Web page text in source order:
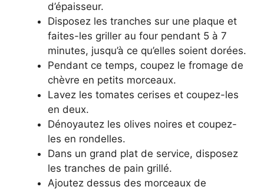
d’épaisseur.
Disposez les tranches sur une plaque et
faites-les griller au four pendant 5 à 7
minutes, jusqu’à ce qu’elles soient dorées.
Pendant ce temps, coupez le fromage de
chèvre en petits morceaux.
Lavez les tomates cerises et coupez-les
en deux.
Dénoyautez les olives noires et coupez-
les en rondelles.
Dans un grand plat de service, disposez
les tranches de pain grillé.
Ajoutez dessus des morceaux de